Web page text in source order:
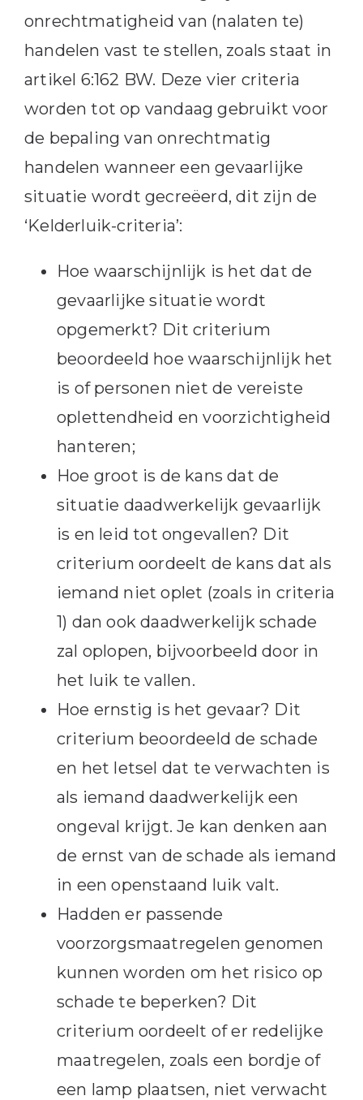
onrechtmatigheid van (nalaten te)
handelen vast te stellen, zoals staat in
artikel 6:162 BW. Deze vier criteria
worden tot op vandaag gebruikt voor
de bepaling van onrechtmatig
handelen wanneer een gevaarlijke
situatie wordt gecreëerd, dit zijn de
‘Kelderluik-criteria’:
Hoe waarschijnlijk is het dat de
gevaarlijke situatie wordt
opgemerkt? Dit criterium
beoordeeld hoe waarschijnlijk het
is of personen niet de vereiste
oplettendheid en voorzichtigheid
hanteren;
Hoe groot is de kans dat de
situatie daadwerkelijk gevaarlijk
is en leid tot ongevallen? Dit
criterium oordeelt de kans dat als
iemand niet oplet (zoals in criteria
1) dan ook daadwerkelijk schade
zal oplopen, bijvoorbeeld door in
het luik te vallen.
Hoe ernstig is het gevaar? Dit
criterium beoordeeld de schade
en het letsel dat te verwachten is
als iemand daadwerkelijk een
ongeval krijgt. Je kan denken aan
de ernst van de schade als iemand
in een openstaand luik valt.
Hadden er passende
voorzorgsmaatregelen genomen
kunnen worden om het risico op
schade te beperken? Dit
criterium oordeelt of er redelijke
maatregelen, zoals een bordje of
een lamp plaatsen, niet verwacht